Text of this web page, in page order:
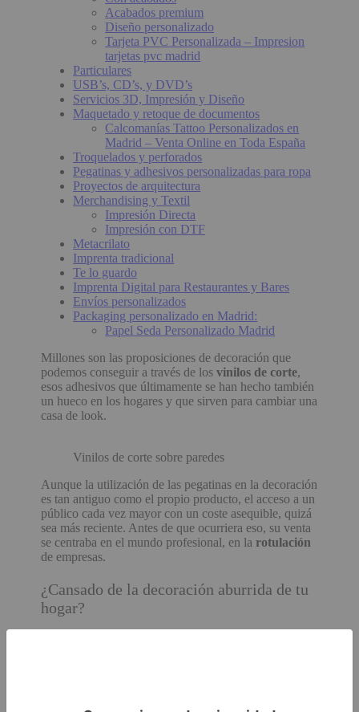
Acabados premium
Diseño personalizado
Tarjeta PVC Personalizada – Impresion
tarjetas pvc madrid
Particulares
USB’s, CD’s, y DVD’s
Servicios 3D, Impresión y Diseño
Maquetado y retoque de documentos
Calcomanías Tattoo Personalizados en
Madrid – Venta Online en Toda España
Troquelados y perforados
Pegatinas y adhesivos personalizadas para ropa
Proyectos de arquitectura
Merchandising y Textil
Impresión Directa
Impresión con DTF
Metacrilato
Imprenta tradicional
Te lo guardo
Imprenta Digital para Restaurantes y Bares
Envíos personalizados
Packaging personalizado en Madrid:
Papel Seda Personalizado Madrid
Millones son las proposiciones de decoración que
podemos conseguir a través de losvinilos de corte,
esos adhesivos que últimamente se han hecho también
un hueco en los hogares y que sirven para cambiar una
casa de look.
Vinilos de corte sobre paredes
Aunque la utilización de las pegatinas en la decoración
es tan antiguo como el propio producto, el acceso a un
público cada vez mayor con un coste asequible, quizá
sea más reciente. Antes de que ocurriera eso, su venta
se centraba en el mundo profesional, en la rotulación
de empresas.
¿Cansado de la decoración aburrida de tu
hogar?
No busques más.